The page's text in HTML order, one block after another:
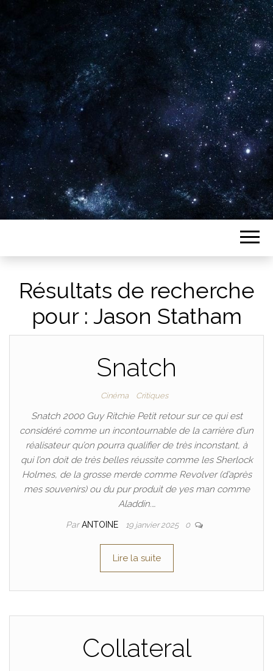
Plus de 2800 critiques de films
Résultats de recherche
pour : Jason Statham
Snatch
Cinéma Critiques
Snatch 2000 Guy Ritchie Petit retour sur ce qui est
considéré comme un incontournable de la carrière d’un
réalisateur qu’on pourra qualifier de très inconstant, à
qui l’on doit de très belles réussite comme les Sherlock
Holmes, de la grosse merde comme Revolver (d’après
mes souvenirs) ou du pur produit de yes man comme
Aladdin.…
ParANTOINE 19 janvier 2025 0
Lire la suite
Collateral